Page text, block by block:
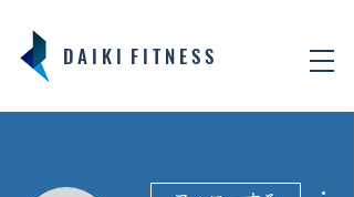
D A I K I F I T N E S S